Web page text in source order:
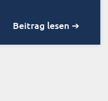
Beitrag lesen ➔